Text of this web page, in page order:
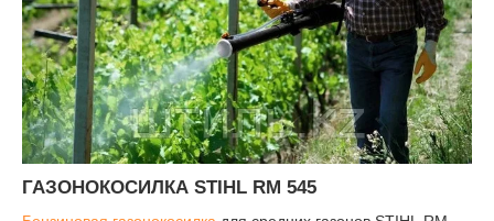
ГАЗОНОКОСИЛКА STIHL RM 545